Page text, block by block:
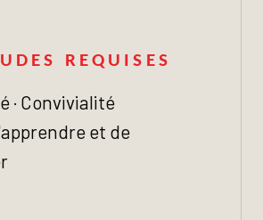
REQUISES
· Convivialité
et de